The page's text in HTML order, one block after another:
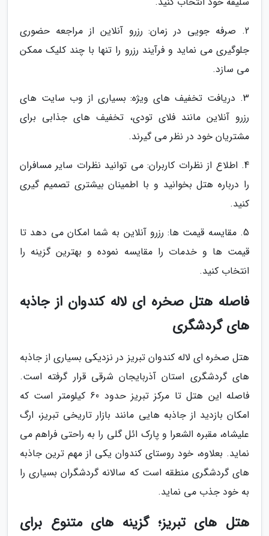
2. صرفه جویی در زمان: رزرو آنلاین از مراجعه حضوری
جلوگیری می نماید و فرآیند رزرو را تنها با چند کلیک ممکن
می سازد.
3. دریافت تخفیف های ویژه: بسیاری از وب سایت های
رزرو آنلاین مانند فلای تودی، تخفیف های جذابی برای
مشتریان خود در نظر می گیرند.
4. اطلاع از نظرات کاربران: می توانید نظرات سایر مسافران
را درباره هتل بخوانید و با اطمینان بیشتری تصمیم گیری
کنید.
5. مقایسه قیمت ها: رزرو آنلاین به شما امکان می دهد تا
قیمت ها و خدمات را مقایسه نموده و بهترین گزینه را
انتخاب کنید.
فاصله هتل صخره ای لاله کندوان از جاذبه
های گردشگری
هتل صخره ای لاله کندوان تبریز در نزدیکی بسیاری از جاذبه
های گردشگری استان آذربایجان شرقی قرار گرفته است.
فاصله این هتل تا مرکز تبریز حدود 60 کیلومتر است که
امکان بازدید از جاذبه هایی مانند بازار تاریخی تبریز، ارگ
علیشاه، مقبره الشعرا و پارک ائل گلی را به راحتی فراهم می
نماید. بعلاوه، خود روستای کندوان یکی از مهم ترین جاذبه
های گردشگری منطقه است که سالانه گردشگران بسیاری را
به خود جذب می نماید.
هتل های تبریز؛ گزینه های متنوع برای